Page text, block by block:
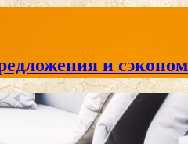
и